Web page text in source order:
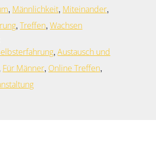
, Männlichkeit, Miteinander,
, Treffen, Wachsen
,Austausch und
Für Männer, Online Treffen,